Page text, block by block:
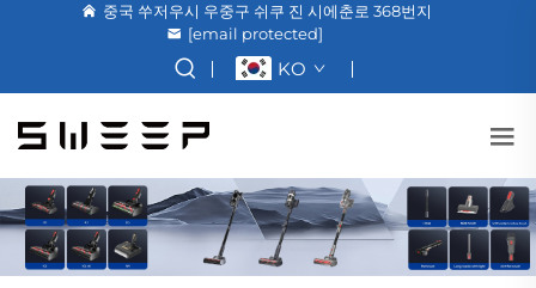
중국 쑤저우시 우중구 쉬쿠 진 시에춘로 368번지
[email protected]
KO